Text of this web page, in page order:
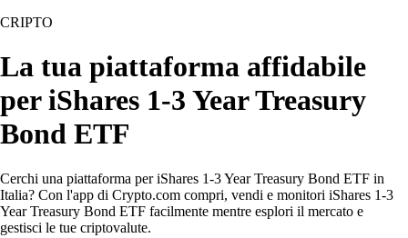
CRIPTO
La tua piattaforma affidabile
per iShares 1-3 Year Treasury
Bond ETF
Cerchi una piattaforma per iShares 1-3 Year Treasury Bond ETF in
Italia? Con l'app di Crypto.com compri, vendi e monitori iShares 1-3
Year Treasury Bond ETF facilmente mentre esplori il mercato e
gestisci le tue criptovalute.